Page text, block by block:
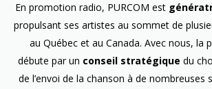
En promotion radio, PURCOM est
propulsant ses artistes au sommet de
au Québec et au Canada. Avec nous, la
débute par un conseil stratégique du
de l’envoi de la chanson à de nombreuses